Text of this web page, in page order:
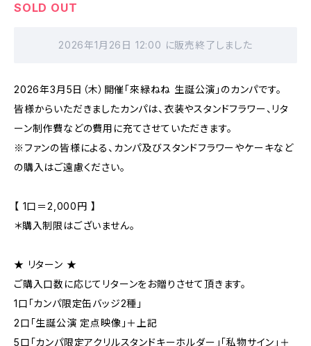
SOLD OUT
2026年1月26日 12:00 に販売終了しました
2026年3月5日（木）開催「來緑ねね 生誕公演」のカンパです。
皆様からいただきましたカンパは、衣装やスタンドフラワー、リタ
ーン制作費などの費用に充てさせていただきます。
※ファンの皆様による、カンパ及びスタンドフラワーやケーキなど
の購入はご遠慮ください。
【 1口＝2,000円 】
＊購入制限はございません。
★ リターン ★
ご購入口数に応じてリターンをお贈りさせて頂きます。
1口「カンパ限定缶バッジ2種」
2口「生誕公演 定点映像」＋上記
5口「カンパ限定アクリルスタンドキーホルダー」「私物サイン」＋